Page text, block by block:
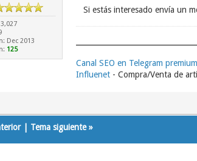
Dec 2013
125
Si estás interesado envía un
Canal SEO en Telegram premium
Influenet- Compra/Venta de
| Tema siguiente»